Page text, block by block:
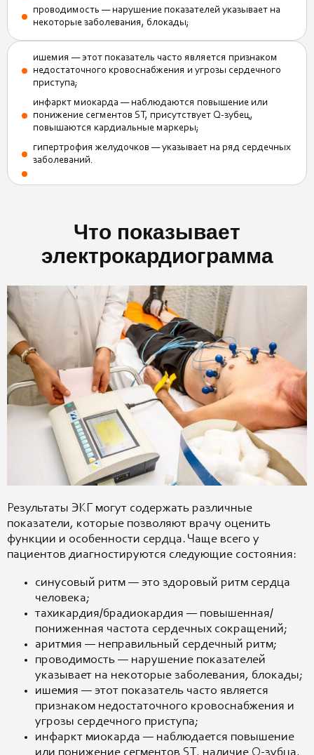
проводимость — нарушение показателей указывает на
некоторые заболевания, блокады;
ишемия — этот показатель часто является признаком
недостаточного кровоснабжения и угрозы сердечного
приступа;
инфаркт миокарда — наблюдаются повышение или
понижение сегментов ST, присутствует Q-зубец,
повышаются кардиальные маркеры;
гипертрофия желудочков — указывает на ряд сердечных
заболеваний.
Что показывает
электрокардиограмма
Результаты ЭКГ могут содержать различные
показатели, которые позволяют врачу оценить
функции и особенности сердца. Чаще всего у
пациентов диагностируются следующие состояния:
синусовый ритм — это здоровый ритм сердца
человека;
тахикардия/брадиокардия — повышенная/
пониженная частота сердечных сокращений;
аритмия — неправильный сердечный ритм;
проводимость — нарушение показателей
указывает на некоторые заболевания, блокады;
ишемия — этот показатель часто является
признаком недостаточного кровоснабжения и
угрозы сердечного приступа;
инфаркт миокарда — наблюдается повышение